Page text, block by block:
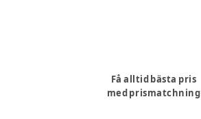
Få alltid bästa pris
med prismatchning